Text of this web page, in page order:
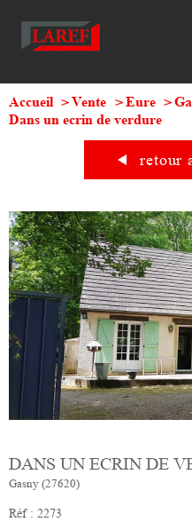
Accueil Vente Eure
Dans un ecrin de verdure
retour
DANS UN ECRIN DE
Gasny (27620)
Réf : 2273